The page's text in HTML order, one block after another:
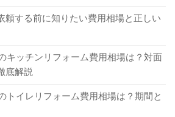
頼する前に知りたい費用相場と正しい
キッチンリフォーム費用相場は？対面
底解説
トイレリフォーム費用相場は？期間と